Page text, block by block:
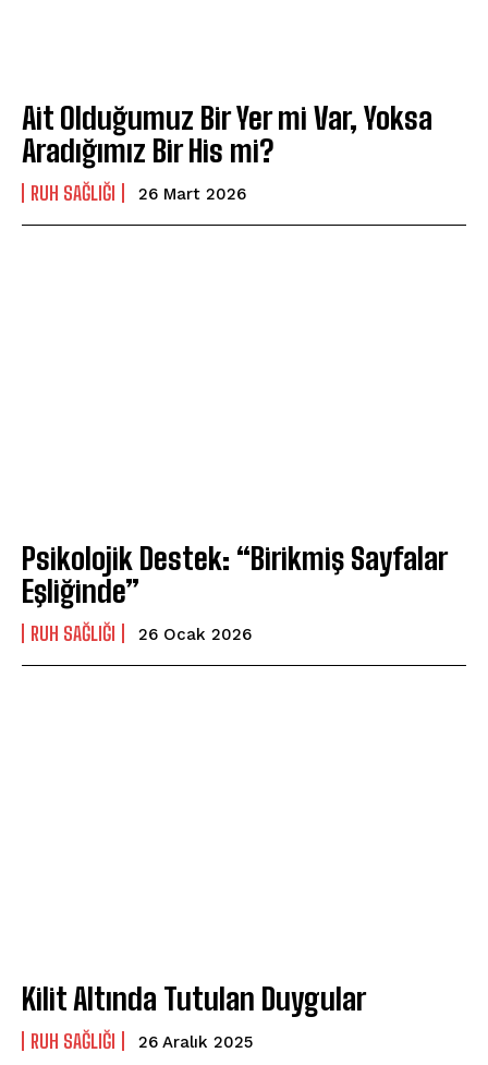
Ait Olduğumuz Bir Yer mi Var, Yoksa
Aradığımız Bir His mi?
⁠RUH SAĞLIĞI 26 Mart 2026
Psikolojik Destek: “Birikmiş Sayfalar
Eşliğinde”
⁠RUH SAĞLIĞI 26 Ocak 2026
Kilit Altında Tutulan Duygular
⁠RUH SAĞLIĞI 26 Aralık 2025